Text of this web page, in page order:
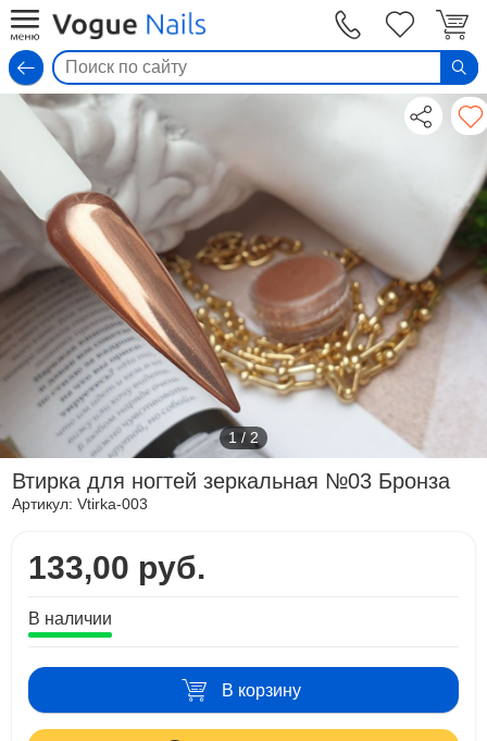
1/ 2
Втирка для ногтей зеркальная №03 Бронза
Артикул:Vtirka-003
133,00 руб.
В наличии
В корзину